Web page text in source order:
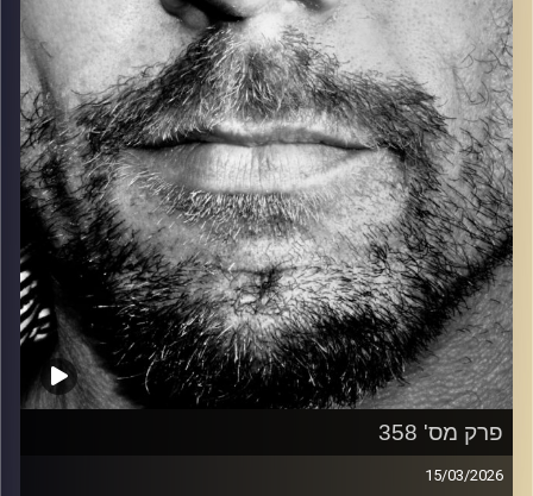
קרדיט תמונות: David Goehring
פרק מס' 358
15/03/2026